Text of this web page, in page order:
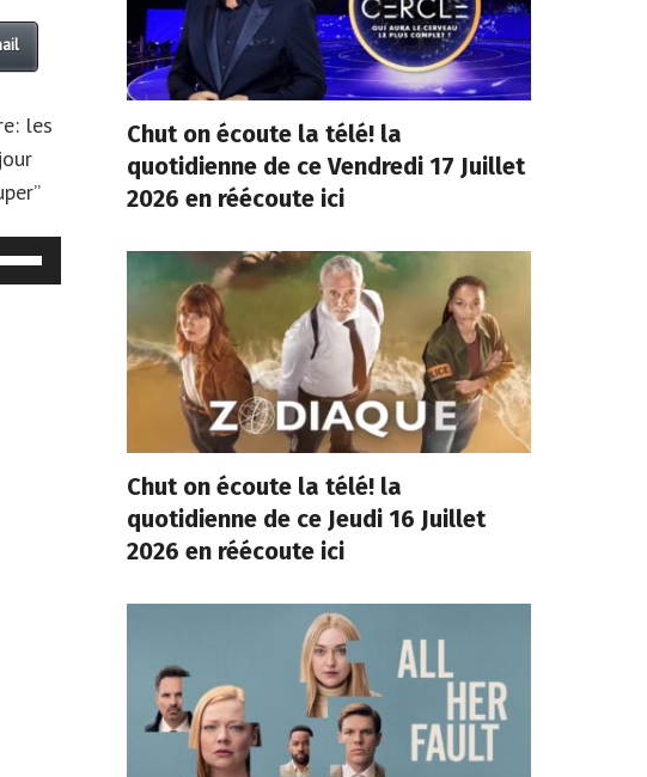
les
Chut on écoute la télé! la
quotidienne de ce Vendredi 17 Juillet
2026 en réécoute ici
Chut on écoute la télé! la
quotidienne de ce Jeudi 16 Juillet
2026 en réécoute ici